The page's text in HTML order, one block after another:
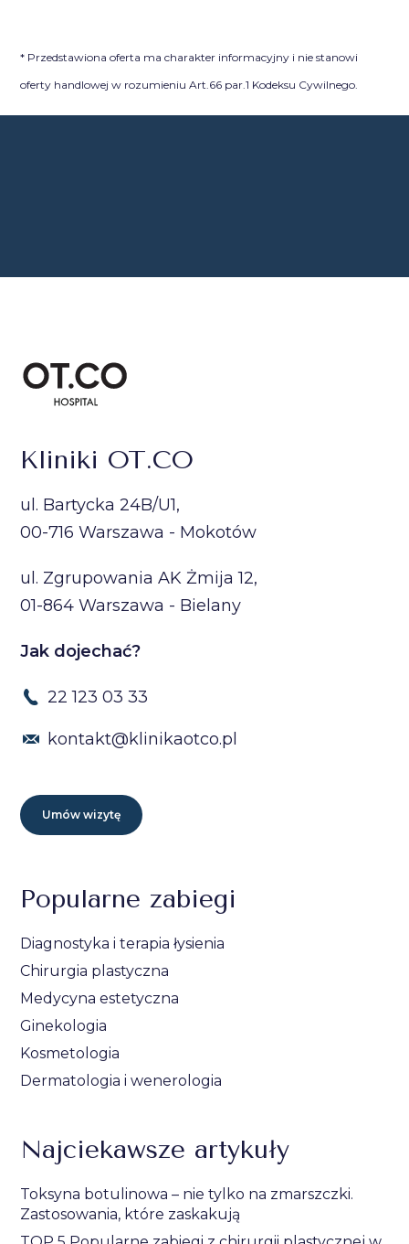
* Przedstawiona oferta ma charakter informacyjny i nie stanowi
oferty handlowej w rozumieniu Art.66 par.1 Kodeksu Cywilnego.
Kliniki OT.CO
ul. Bartycka 24B/U1,
00-716 Warszawa - Mokotów
ul. Zgrupowania AK Żmija 12,
01-864 Warszawa - Bielany
Jak dojechać?
22 123 03 33
kontakt@klinikaotco.pl
Umów wizytę
Popularne zabiegi
Diagnostyka i terapia łysienia
Chirurgia plastyczna
Medycyna estetyczna
Ginekologia
Kosmetologia
Dermatologia i wenerologia
Najciekawsze artykuły
Toksyna botulinowa – nie tylko na zmarszczki.
Zastosowania, które zaskakują